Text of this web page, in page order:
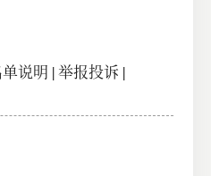
说明 |举报投诉 |